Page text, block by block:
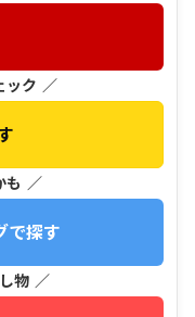
ック ／
も ／
で探す
物 ／